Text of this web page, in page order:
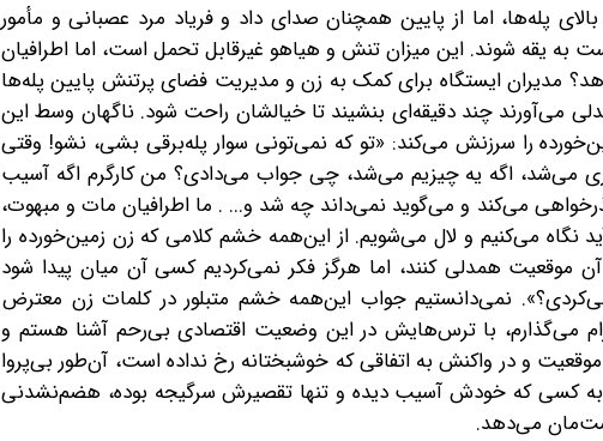
بالای پله‌ها، اما از پایین همچنان صدای داد و فریاد مرد عصبانی و مأمور
به یقه شوند. این میزان تنش و هیاهو غیرقابل تحمل است، اما اطرافیان
مدیران ایستگاه برای کمک به زن و مدیریت فضای پرتنش پایین پله‌ها
می‌آورند چند دقیقه‌ای بنشیند تا خیالشان راحت شود. ناگهان وسط این
می‌شود و زن زمین‌خورده را سرزنش می‌کند: «تو که نمی‌تونی سوار پله‌برقی بشی، نشو! وقتی
می‌شد، اگه یه چیزیم می‌شد، چی جواب می‌دادی؟ من کارگرم اگه آسیب
می‌کند و می‌گوید نمی‌داند چه شد و... . ما اطرافیان مات و مبهوت،
نگاه می‌کنیم و لال می‌شویم. از این‌همه خشم کلامی که زن زمین‌خورده را
موقعیت همدلی کنند، اما هرگز فکر نمی‌کردیم کسی آن میان پیدا شود
نمی‌دانستیم جواب این‌همه خشم متبلور در کلمات زن معترض
می‌گذارم، با ترس‌هایش در این وضعیت اقتصادی بی‌رحم آشنا هستم و
و در واکنش به اتفاقی که خوشبختانه رخ نداده است، آن‌طور بی‌پروا
به کسی که خودش آسیب دیده و تنها تقصیرش‌ سرگیجه بوده، هضم‌نشدنی
می‌دهد.